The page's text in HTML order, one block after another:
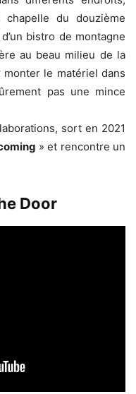
du douzième
bistro de montagne
au beau milieu de la
monter le matériel dans
pas une mince
sort en 2021
» et rencontre un
Door